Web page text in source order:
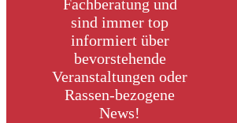
Fachberatung und
sind immer top
informiertüber
bevorstehende
Veranstaltungen oder
Rassen-bezogene
News!